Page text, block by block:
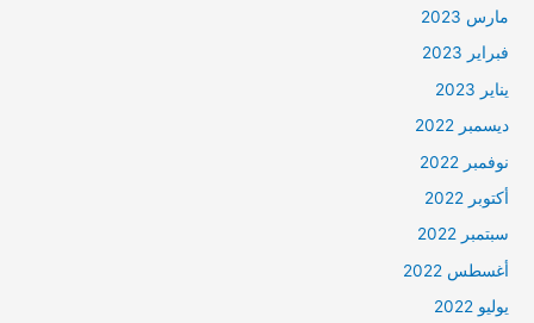
مارس 2023
فبراير 2023
يناير 2023
ديسمبر 2022
نوفمبر 2022
أكتوبر 2022
سبتمبر 2022
أغسطس 2022
يوليو 2022